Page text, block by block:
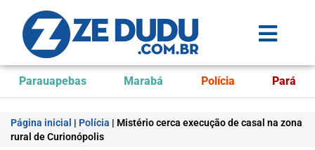
Parauapebas Marabá Polícia Pará
Página inicial | Polícia | Mistério cerca execução de casal na zona
rural de Curionópolis